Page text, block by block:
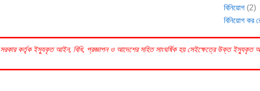
বিনিয়োগ (2)
বিনিয়োগ কর
সরকারকর্তৃক ইস্যুকৃত আইন, বিধি, প্রজ্ঞাপন ও আদেশের সহিত সাংঘর্ষিক হয় সেইক্ষেত্রে উক্ত ইস্যুকৃত